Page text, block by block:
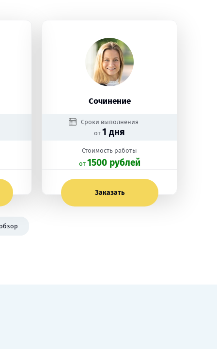
Сочинение
Сроки выполнения
от 1 дня
Стоимость работы
oт 1500 рублей
Заказать